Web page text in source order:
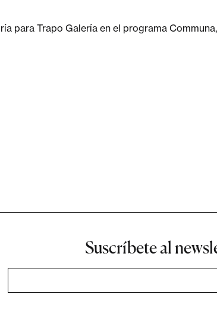
para Trapo Galería en el programa
Suscríbete al